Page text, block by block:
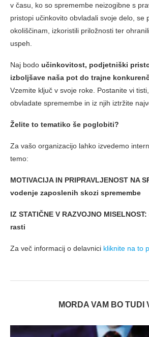
v času, ko so spremembe neizogibne s
pristopi učinkovito obvladali svoje delo, se
okoliščinam, izkoristili priložnosti ter
uspeh.
Naj bodo učinkovitost, podjetniški
izboljšave naša pot do trajne
Vzemite ključ v svoje roke. Postanite vi
obvladate spremembe in iz njih iztržite
Želite to tematiko še poglobiti?
Za vašo organizacijo lahko izvedemo
temo:
MOTIVACIJA IN PRIPRAVLJENOST NA
vodenje zaposlenih skozi spremembe
IZ STATIČNE V RAZVOJNO
rasti
Za več informacij o delavnici kliknite na to
MORDA VAM BO TUDI